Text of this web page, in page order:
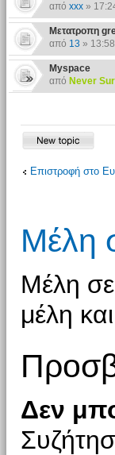
από xxx»
Μετατροπη
από 13 »
Myspace
από Never
Επιστροφή στο
Μέλη
Μέλη
μέλη
Δεν